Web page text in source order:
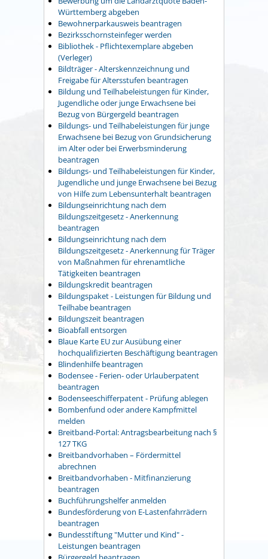
Württemberg abgeben
Bewohnerparkausweis beantragen
Bezirksschornsteinfeger werden
Bibliothek - Pflichtexemplare abgeben
(Verleger)
Bildträger - Alterskennzeichnung und
Freigabe für Altersstufen beantragen
Bildung und Teilhabeleistungen für Kinder,
Jugendliche oder junge Erwachsene bei
Bezug von Bürgergeld beantragen
Bildungs- und Teilhabeleistungen für junge
Erwachsene bei Bezug von Grundsicherung
im Alter oder bei Erwerbsminderung
beantragen
Bildungs- und Teilhabeleistungen für Kinder,
Jugendliche und junge Erwachsene bei Bezug
von Hilfe zum Lebensunterhalt beantragen
Bildungseinrichtung nach dem
Bildungszeitgesetz - Anerkennung
beantragen
Bildungseinrichtung nach dem
Bildungszeitgesetz - Anerkennung für Träger
von Maßnahmen für ehrenamtliche
Tätigkeiten beantragen
Bildungskredit beantragen
Bildungspaket - Leistungen für Bildung und
Teilhabe beantragen
Bildungszeit beantragen
Bioabfall entsorgen
Blaue Karte EU zur Ausübung einer
hochqualifizierten Beschäftigung beantragen
Blindenhilfe beantragen
Bodensee - Ferien- oder Urlauberpatent
beantragen
Bodenseeschifferpatent - Prüfung ablegen
Bombenfund oder andere Kampfmittel
melden
Breitband-Portal: Antragsbearbeitung nach §
127 TKG
Breitbandvorhaben – Fördermittel
abrechnen
Breitbandvorhaben - Mitfinanzierung
beantragen
Buchführungshelfer anmelden
Bundesförderung von E-Lastenfahrrädern
beantragen
Bundesstiftung "Mutter und Kind" -
Leistungen beantragen